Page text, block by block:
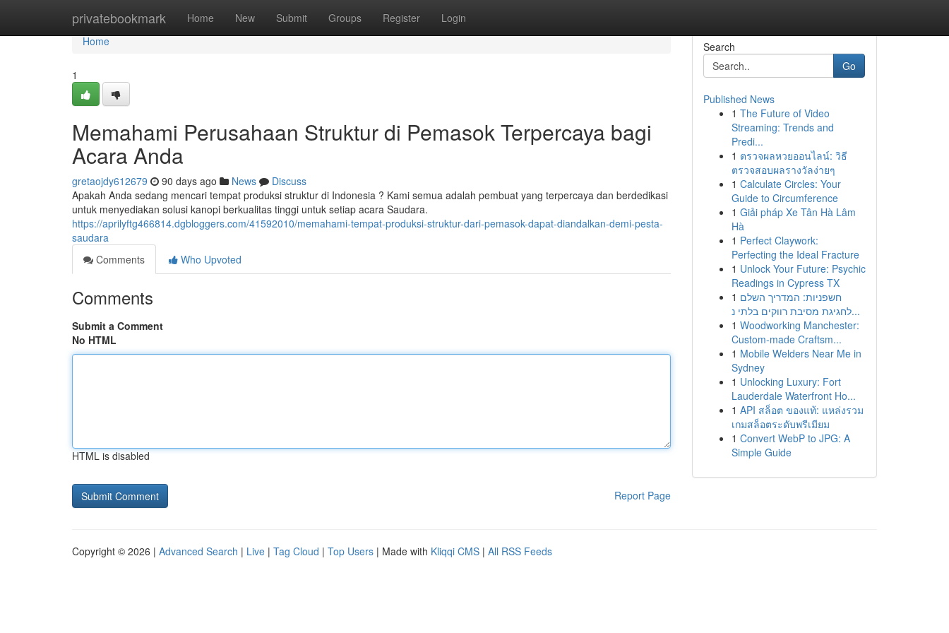
privatebookmark Home New Submit Groups Register Login
Home
Home
1
Memahami Perusahaan Struktur di Pemasok Terpercaya bagi
Acara Anda
gretaojdy612679 90 days ago News
Discuss
Apakah Anda sedang mencari tempat produksi struktur di Indonesia ? Kami semua adalah pembuat yang terpercaya dan berdedikasi
untuk menyediakan solusi kanopi berkualitas tinggi untuk setiap acara Saudara.
https://aprilyftg466814.dgbloggers.com/41592010/memahami-tempat-produksi-struktur-dari-pemasok-dapat-diandalkan-demi-pesta-
saudara
Comments
Who Upvoted
Comments
Submit a Comment
No HTML
HTML is disabled
Report Page
Search
Go
Published News
1 The Future of Video
Streaming: Trends and
Predi...
1 ตรวจผลหวยออนไลน์: วิธี
ตรวจสอบผลรางวัลง่ายๆ
1 Calculate Circles: Your
Guide to Circumference
1 Giải pháp Xe Tân Hà Lâm
Hà
1 Perfect Claywork:
Perfecting the Ideal Fracture
1 Unlock Your Future: Psychic
Readings in Cypress TX
1 חשפניות: המדריך השלם
לחגיגת מסיבת רווקים בלתי נ...
1 Woodworking Manchester:
Custom-made Craftsm...
1 Mobile Welders Near Me in
Sydney
1 Unlocking Luxury: Fort
Lauderdale Waterfront Ho...
1 API สล็อต ของแท้: แหล่งรวม
เกมสล็อตระดับพรีเมียม
1 Convert WebP to JPG: A
Simple Guide
Copyright © 2026 | Advanced Search | Live | Tag Cloud | Top Users | Made with Kliqqi CMS | All RSS Feeds